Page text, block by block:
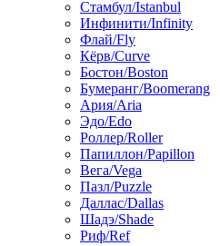
Стамбул/Istanbul
Инфинити/Infinity
Флай/Fly
Кёрв/Curve
Бостон/Boston
Бумеранг/Boomerang
Ария/Aria
Эдо/Edo
Роллер/Roller
Папиллон/Papillon
Вега/Vega
Пазл/Puzzle
Даллас/Dallas
Шадэ/Shade
Риф/Ref